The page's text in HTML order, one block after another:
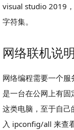
visual studio 2019
字符集。
网络联机说明
网络编程需要一个
是一台在公网上有
这类电脑，至于自
入 ipconfig/all 来查